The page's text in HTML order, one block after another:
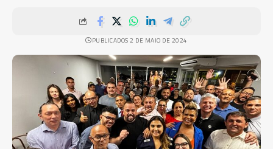
PUBLICADOS 2 DE MAIO DE 2024